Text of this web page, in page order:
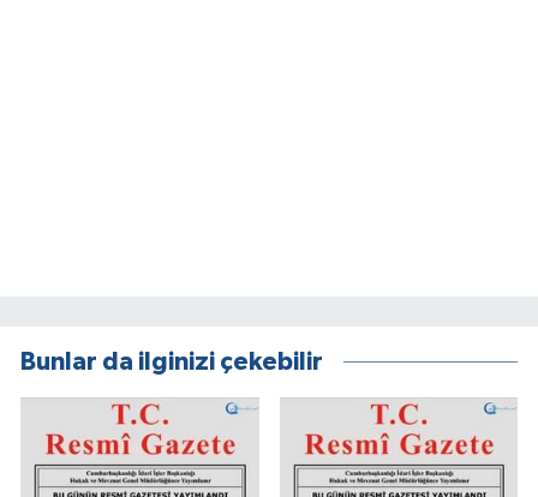
Bunlar da ilginizi çekebilir